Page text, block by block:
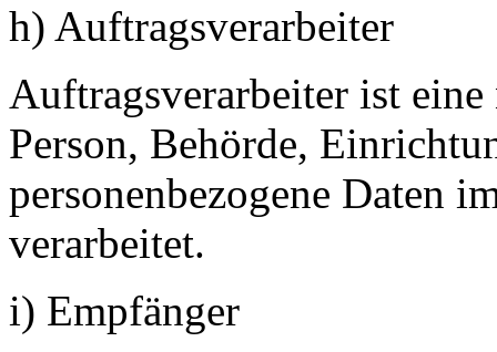
h) Auftragsverarbeiter
Auftragsverarbeiter ist
Person, Behörde,
personenbezogene Daten
verarbeitet.
i) Empfänger